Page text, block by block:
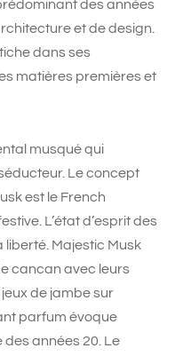
des années
et de design.
dans ses
matières premières et
musqué qui
Le concept
est le French
L’état d’esprit des
liberté. Majestic Musk
cancan avec leurs
de jambe sur
parfum évoque
des années 20. Le